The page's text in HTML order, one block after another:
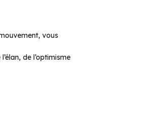
vous
de l’optimisme